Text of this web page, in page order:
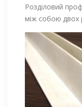
Розділовий
між собою двох